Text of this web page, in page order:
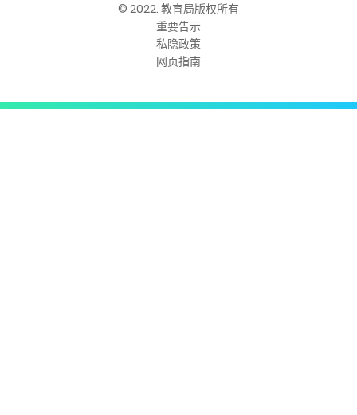
© 2022. 教育局版权所有
重要告示
私隐政策
网页指南